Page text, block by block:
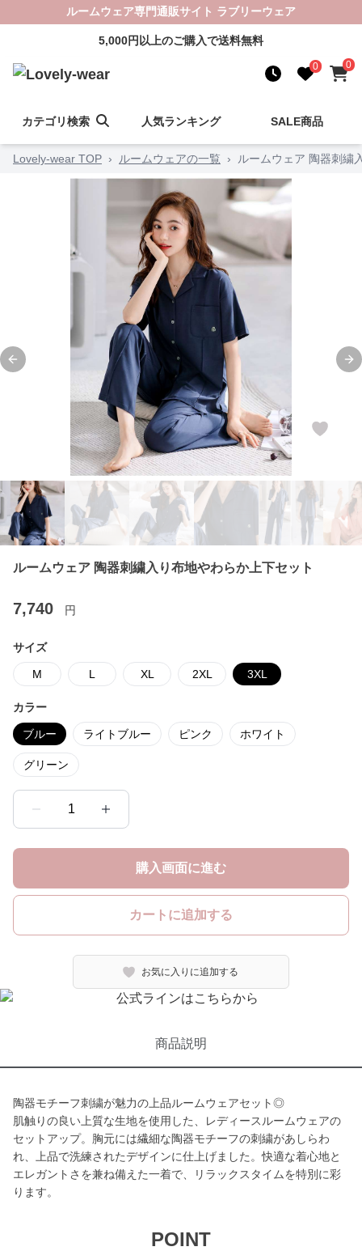
ルームウェア専門通販サイト ラブリーウェア
5,000円以上のご購入で送料無料
0 0
カテゴリ検索 人気ランキング SALE商品
Lovely-wear TOP › ルームウェアの一覧 › ルームウェア 陶器刺繍
Previous slide
ルームウェア 陶器刺繍入り布地やわらか上下セット
7,740 円
サイズ
M L XL 2XL 3XL
カラー
ブルー ライトブルー ピンク ホワイト
グリーン
1
購入画面に進む
カートに追加する
お気に入りに追加する
商品説明
陶器モチーフ刺繍が魅力の上品ルームウェアセット◎
肌触りの良い上質な生地を使用した、レディースルームウェアの
セットアップ。胸元には繊細な陶器モチーフの刺繍があしらわ
れ、上品で洗練されたデザインに仕上げました。快適な着心地と
エレガントさを兼ね備えた一着で、リラックスタイムを特別に彩
ります。
POINT